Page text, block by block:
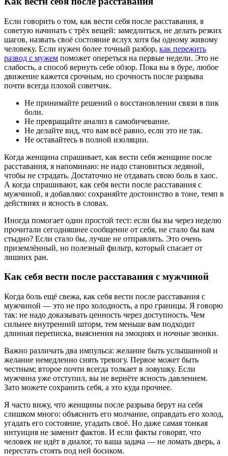
Если говорить о том, как вести себя после расставания, я
советую начинать с трёх вещей: замедлиться, не делать резких
шагов, назвать своё состояние вслух хотя бы одному живому
человеку. Если нужен более точный разбор, как пережить
развод с мужем поможет опереться на первые недели. Это не
слабость, а способ вернуть себе обзор. Пока вы в буре, любое
движение кажется срочным, но срочность после разрыва
почти всегда плохой советчик.
Не принимайте решений о восстановлении связи в пик
боли.
Не превращайте анализ в самобичевание.
Не делайте вид, что вам всё равно, если это не так.
Не оставайтесь в полной изоляции.
Когда женщина спрашивает, как вести себя женщине после
расставания, я напоминаю: не надо становиться ледяной,
чтобы не страдать. Достаточно не отдавать свою боль в хаос.
А когда спрашивают, как себя вести после расставания с
мужчиной, я добавляю: сохраняйте достоинство в тоне, темп в
действиях и ясность в словах.
Иногда помогает один простой тест: если бы вы через неделю
прочитали сегодняшнее сообщение от себя, не стало бы вам
стыдно? Если стало бы, лучше не отправлять. Это очень
приземлённый, но полезный фильтр, который спасает от
лишних ран.
Как себя вести после расставания с мужчиной
Когда боль ещё свежа, как себя вести после расставания с
мужчиной — это не про холодность, а про границы. Я говорю
так: не надо доказывать ценность через доступность. Чем
сильнее внутренний шторм, тем меньше вам подходит
длинная переписка, выяснения на эмоциях и ночные звонки.
Важно различать два импульса: желание быть услышанной и
желание немедленно снять тревогу. Первое может быть
честным; второе почти всегда толкает в ловушку. Если
мужчина уже отступил, вы не вернёте ясность давлением.
Зато можете сохранить себя, а это куда прочнее.
Я часто вижу, что женщины после разрыва берут на себя
слишком много: объяснить его молчание, оправдать его холод,
угадать его состояние, угадать своё. Но даже самая тонкая
интуиция не заменит фактов. И если факты говорят, что
человек не идёт в диалог, то ваша задача — не ломать дверь, а
перестать стоять под ней босиком.